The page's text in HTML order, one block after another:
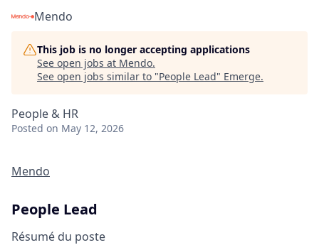
Mendo
This job is no longer accepting applications
See open jobs at Mendo.
See open jobs similar to "People Lead" Emerge.
People & HR
Posted on May 12, 2026
Mendo
People Lead
Résumé du poste